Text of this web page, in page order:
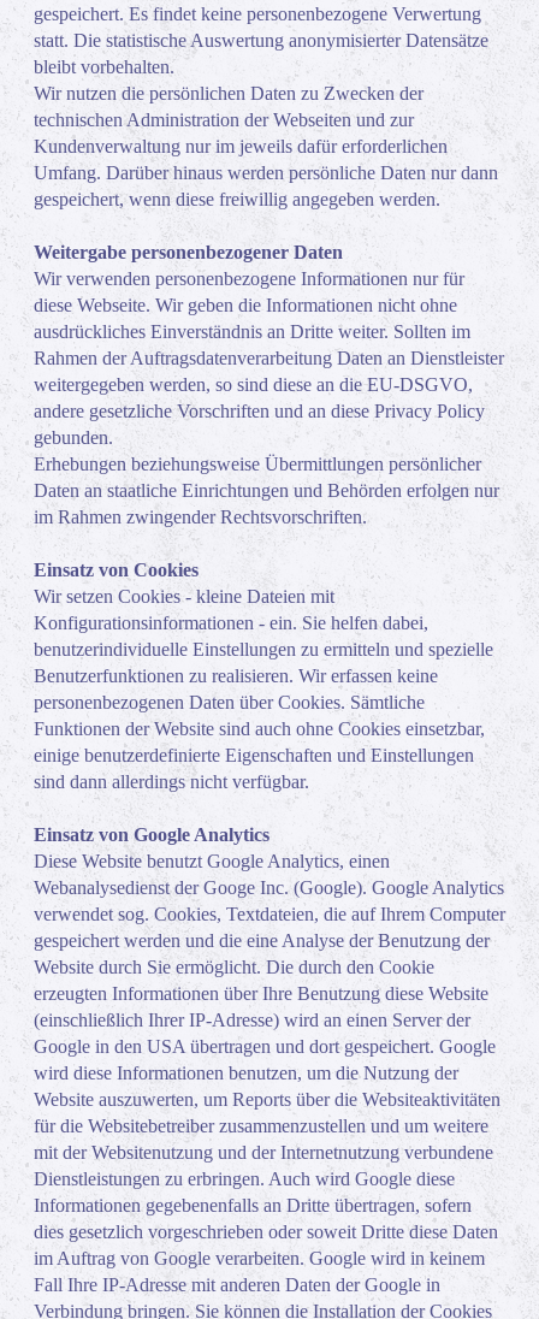
gespeichert. Es findet keine personenbezogene Verwertung
statt. Die statistische Auswertung anonymisierter Datensätze
bleibt vorbehalten.
Wir nutzen die persönlichen Daten zu Zwecken der
technischen Administration der Webseiten und zur
Kundenverwaltung nur im jeweils dafür erforderlichen
Umfang. Darüber hinaus werden persönliche Daten nur dann
gespeichert, wenn diese freiwillig angegeben werden.
Weitergabe personenbezogener Daten
Wir verwenden personenbezogene Informationen nur für
diese Webseite. Wir geben die Informationen nicht ohne
ausdrückliches Einverständnis an Dritte weiter. Sollten im
Rahmen der Auftragsdatenverarbeitung Daten an Dienstleister
weitergegeben werden, so sind diese an die EU-DSGVO,
andere gesetzliche Vorschriften und an diese Privacy Policy
gebunden.
Erhebungen beziehungsweise Übermittlungen persönlicher
Daten an staatliche Einrichtungen und Behörden erfolgen nur
im Rahmen zwingender Rechtsvorschriften.
Einsatz von Cookies
Wir setzen Cookies - kleine Dateien mit
Konfigurationsinformationen - ein. Sie helfen dabei,
benutzerindividuelle Einstellungen zu ermitteln und spezielle
Benutzerfunktionen zu realisieren. Wir erfassen keine
personenbezogenen Daten über Cookies. Sämtliche
Funktionen der Website sind auch ohne Cookies einsetzbar,
einige benutzerdefinierte Eigenschaften und Einstellungen
sind dann allerdings nicht verfügbar.
Einsatz von Google Analytics
Diese Website benutzt Google Analytics, einen
Webanalysedienst der Googe Inc. (Google). Google Analytics
verwendet sog. Cookies, Textdateien, die auf Ihrem Computer
gespeichert werden und die eine Analyse der Benutzung der
Website durch Sie ermöglicht. Die durch den Cookie
erzeugten Informationen über Ihre Benutzung diese Website
(einschließlich Ihrer IP-Adresse) wird an einen Server der
Google in den USA übertragen und dort gespeichert. Google
wird diese Informationen benutzen, um die Nutzung der
Website auszuwerten, um Reports über die Websiteaktivitäten
für die Websitebetreiber zusammenzustellen und um weitere
mit der Websitenutzung und der Internetnutzung verbundene
Dienstleistungen zu erbringen. Auch wird Google diese
Informationen gegebenenfalls an Dritte übertragen, sofern
dies gesetzlich vorgeschrieben oder soweit Dritte diese Daten
im Auftrag von Google verarbeiten. Google wird in keinem
Fall Ihre IP-Adresse mit anderen Daten der Google in
Verbindung bringen. Sie können die Installation der Cookies